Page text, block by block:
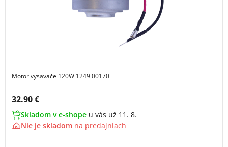
Motor vysavače 120W 1249 00170
Cena s DPH:
32.90 €
Skladom v e-shope u vás už 11. 8.
Nie je skladom na predajniach